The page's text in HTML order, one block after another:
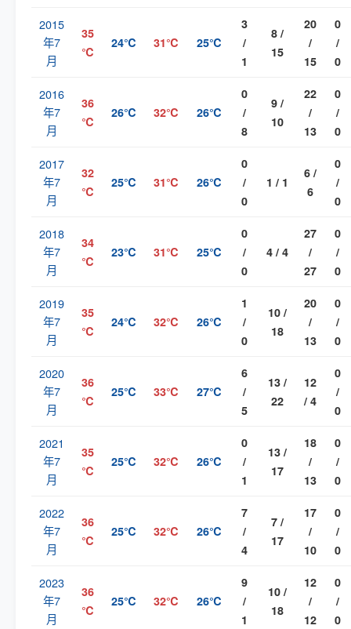
2015
年7
月
35
℃
24℃ 31℃ 25℃
3
/
1
8 /
15
20
/
15
0
/
0
2016
年7
月
36
℃
26℃ 32℃ 26℃
0
/
8
9 /
10
22
/
13
0
/
0
2017
年7
月
32
℃
25℃ 31℃ 26℃
0
/
0
1 / 1
6 /
6
0
/
0
2018
年7
月
34
℃
23℃ 31℃ 25℃
0
/
0
4 / 4
27
/
27
0
/
0
2019
年7
月
35
℃
24℃ 32℃ 26℃
1
/
0
10 /
18
20
/
13
0
/
0
2020
年7
月
36
℃
25℃ 33℃ 27℃
6
/
5
13 /
22
12
/ 4
0
/
0
2021
年7
月
35
℃
25℃ 32℃ 26℃
0
/
1
13 /
17
18
/
13
0
/
0
2022
年7
月
36
℃
25℃ 32℃ 26℃
7
/
4
7 /
17
17
/
10
0
/
0
2023
年7
月
36
℃
25℃ 32℃ 26℃
9
/
1
10 /
18
12
/
12
0
/
0